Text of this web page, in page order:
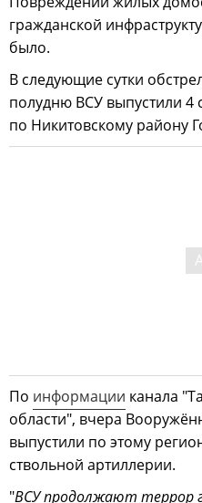
гражданской
было.
В следующие сутки
полудню ВСУ выпустили
по Никитовскому району
По информации канала
области", вчера
выпустили по этому
ствольной артиллерии.
"ВСУ продолжают террор